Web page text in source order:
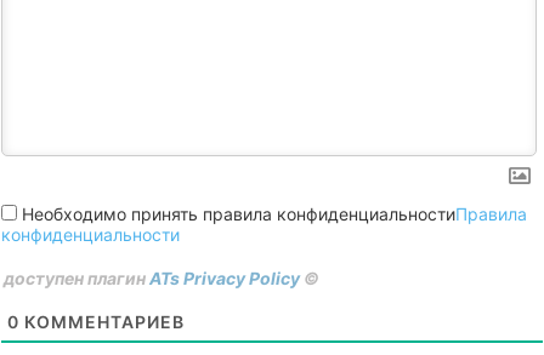
Необходимо принять правила конфиденциальностиПравила
конфиденциальности
доступен плагинATs Privacy Policy©
0 КОММЕНТАРИЕВ